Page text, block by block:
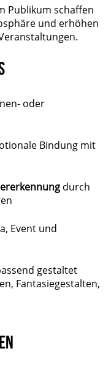
Publikum schaffen
und erhöhen
oder
Bindung mit
durch
Event und
gestaltet
Fantasiegestalten,